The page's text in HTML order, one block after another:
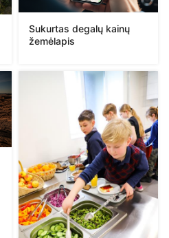
Sukurtas degalų kainų
žemėlapis